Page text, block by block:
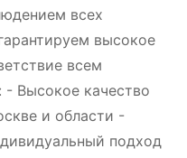
всех
высокое
всем
Высокое качество
и области -
подход